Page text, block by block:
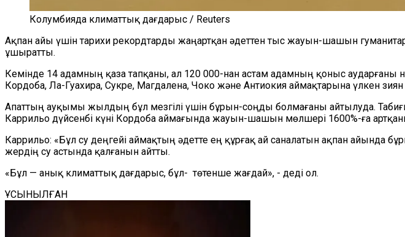
Колумбияда климаттық дағдарыс / Reuters
Ақпан айы үшін тарихи рекордтарды жаңартқан әдеттен тыс жауын-шашын
ұшыратты.
Кемінде 14 адамның қаза тапқаны, ал 120 000-нан астам адамның қоныс
Кордоба, Ла-Гуахира, Сукре, Магдалена, Чоко және Антиокия аймақтарына үлкен зиян
Апаттың ауқымы жылдың бұл мезгілі үшін бұрын-соңды болмағаны айтылуда.
Каррильо дүйсенбі күні Кордоба аймағында жауын-шашын мөлшері 1600%-ға
Каррильо: «Бұл су деңгейі аймақтың әдетте ең құрғақ ай саналатын ақпан айында
жердің су астында қалғанын айтты.
«Бұл — анық климаттық дағдарыс, бұл- төтенше жағдай», - деді ол.
ҰСЫНЫЛҒАН